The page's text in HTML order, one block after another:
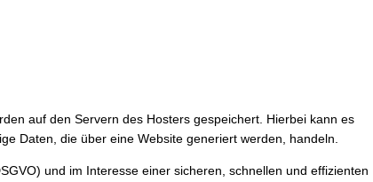
auf den Servern des Hosters gespeichert. Hierbei kann es
Daten, die über eine Website generiert werden, handeln.
und im Interesse einer sicheren, schnellen und effizienten